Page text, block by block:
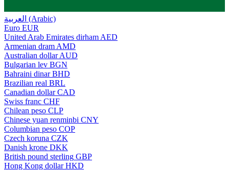
العربية (Arabic)
Euro EUR
United Arab Emirates dirham AED
Armenian dram AMD
Australian dollar AUD
Bulgarian lev BGN
Bahraini dinar BHD
Brazilian real BRL
Canadian dollar CAD
Swiss franc CHF
Chilean peso CLP
Chinese yuan renminbi CNY
Columbian peso COP
Czech koruna CZK
Danish krone DKK
British pound sterling GBP
Hong Kong dollar HKD